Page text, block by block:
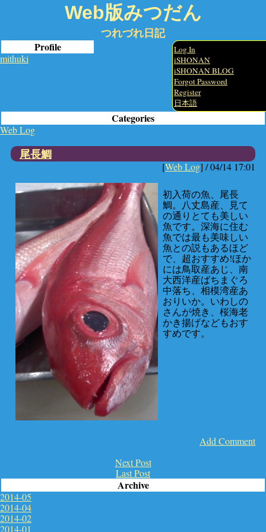
Web版みつだん
つれづれ日記
Profile
mithuki
Log In
iSHONAN
iSHONAN BLOG
Forgot Password
Register
日本語
Categories
Web Log
尾長鯛
[Web Log] /04/14 17:01
初入荷の魚、尾長
鯛。八丈島産、見て
の通りとても美しい
魚です。深海に住む
魚では最も美味しい
魚との説もあるほど
で、超おすすめ!ほか
には鳥取産あじ、南
大西洋産ばちまぐろ
中落ち、相模湾産あ
おりいか。いわしの
さんが焼き、桜海老
かき揚げなどもおす
すめです。
Add Comment
Next Post
Last Post
Archive
2014-05
2014-04
2014-02
2014-01